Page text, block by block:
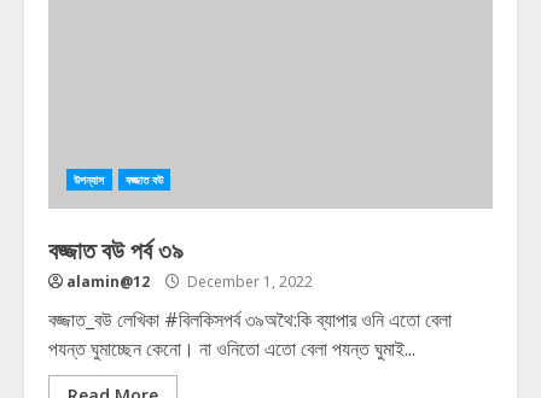
উপন্যাস বজ্জাত বউ
বজ্জাত বউ পর্ব ৩৯
alamin@12 December 1, 2022
বজ্জাত_বউ লেখিকা #বিলকিসপর্ব ৩৯অথৈ:কি ব্যাপার ওনি এতো বেলা
পযন্ত ঘুমাচ্ছেন কেনো। না ওনিতো এতো বেলা পযন্ত ঘুমাই...